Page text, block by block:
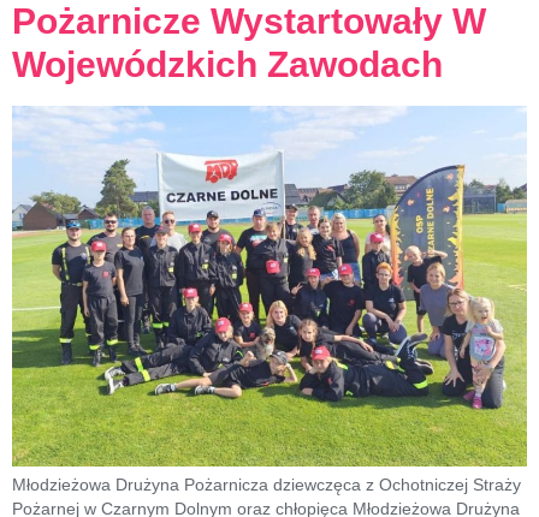
Pożarnicze Wystartowały W
Wojewódzkich Zawodach
Młodzieżowa Drużyna Pożarnicza dziewczęca z Ochotniczej Straży
Pożarnej w Czarnym Dolnym oraz chłopięca Młodzieżowa Drużyna